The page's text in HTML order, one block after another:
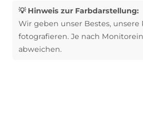
💡 Hinweis zur Farbdarstellung:
Wir geben unser Bestes,
fotografieren. Je nach
abweichen.